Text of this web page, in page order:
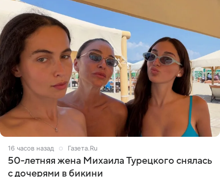
16 часов назад Газета.Ru
50-летняя жена Михаила Турецкого снялась
с дочерями в бикини